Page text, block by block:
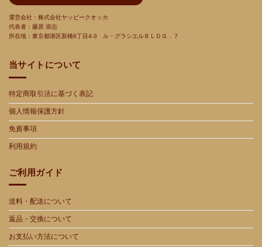
運営会社：株式会社ヤッピークオッカ
代表者：藤原 崇志
所在地：東京都港区新橋6丁目4-3 ル・グラシエルＢＬＤＧ．７
当サイトについて
特定商取引法に基づく表記
個人情報保護方針
免責事項
利用規約
ご利用ガイド
送料・配送について
返品・交換について
お支払い方法について